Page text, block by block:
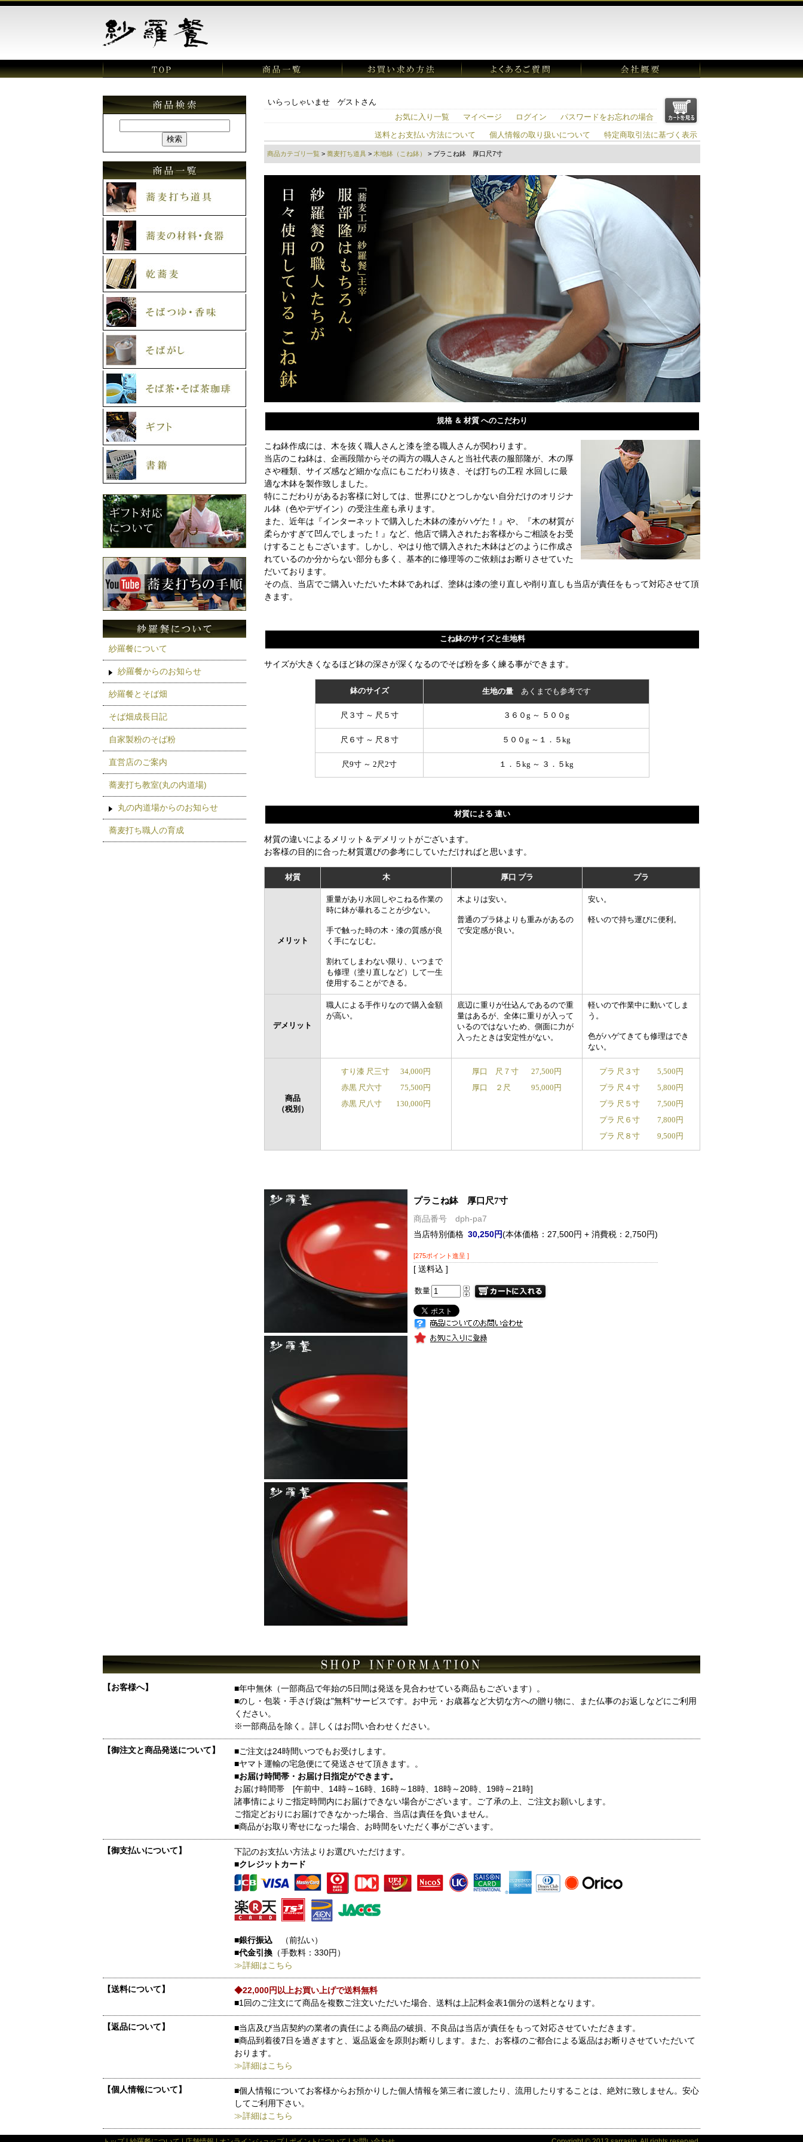
紗羅餐について
紗羅餐からのお知らせ
紗羅餐とそば畑
そば畑成長日記
自家製粉のそば粉
直営店のご案内
蕎麦打ち教室(丸の内道場)
丸の内道場からのお知らせ
蕎麦打ち職人の育成
いらっしゃいませ ゲストさん
お気に入り一覧
マイページ ログイン パスワードをお忘れの場合
送料とお支払い方法について 個人情報の取り扱いについて 特定商取引法に基づく表示
商品カテゴリ一覧 > 蕎麦打ち道具 > 木地鉢（こね鉢） > プラこね鉢 厚口尺7寸
規格 ＆ 材質 へのこだわり
こね鉢作成には、木を抜く職人さんと漆を塗る職人さんが関わります。
当店のこね鉢は、企画段階からその両方の職人さんと当社代表の服部隆が、木の厚
さや種類、サイズ感など細かな点にもこだわり抜き、そば打ちの工程 水回しに最
適な木鉢を製作致しました。
特にこだわりがあるお客様に対しては、世界にひとつしかない自分だけのオリジナ
ル鉢（色やデザイン）の受注生産も承ります。
また、近年は『インターネットで購入した木鉢の漆がハゲた！』や、『木の材質が
柔らかすぎて凹んでしまった！』など、他店で購入されたお客様からご相談をお受
けすることもございます。しかし、やはり他で購入された木鉢はどのように作成さ
れているのか分からない部分も多く、基本的に修理等のご依頼はお断りさせていた
だいております。
その点、当店でご購入いただいた木鉢であれば、塗鉢は漆の塗り直しや削り直しも当店が責任をもって対応させて頂
きます。
こね鉢のサイズと生地料
サイズが大きくなるほど鉢の深さが深くなるのでそば粉を多く練る事ができます。
鉢のサイズ 生地の量 あくまでも参考です
尺３寸 ～ 尺５寸 ３６０g ～ ５００g
尺６寸 ～ 尺８寸 ５００g ～１．５kg
尺9寸 ～ 2尺2寸 １．５kg ～ ３．５kg
材質による 違い
材質の違いによるメリット＆デメリットがございます。
お客様の目的に合った材質選びの参考にしていただければと思います。
材質 木 厚口 プラ プラ
メリット
重量があり水回しやこねる作業の
時に鉢が暴れることが少ない。
手で触った時の木・漆の質感が良
く手になじむ。
割れてしまわない限り、いつまで
も修理（塗り直しなど）して一生
使用することができる。
木よりは安い。
普通のプラ鉢よりも重みがあるの
で安定感が良い。
安い。
軽いので持ち運びに便利。
デメリット
職人による手作りなので購入金額
が高い。
底辺に重りが仕込んであるので重
量はあるが、全体に重りが入って
いるのではないため、側面に力が
入ったときは安定性がない。
軽いので作業中に動いてしま
う。
色がハゲてきても修理はでき
ない。
商品
（税別）
すり漆 尺三寸
34,000円
赤黒 尺六寸
75,500円
赤黒 尺八寸
130,000円
厚口 尺７寸
27,500円
厚口 ２尺
95,000円
プラ 尺３寸
5,500円
プラ 尺４寸
5,800円
プラ 尺５寸
7,500円
プラ 尺６寸
7,800円
プラ 尺８寸
9,500円
プラこね鉢 厚口尺7寸
商品番号 dph-pa7
当店特別価格 30,250円(本体価格：27,500円 + 消費税：2,750円)
[275ポイント進呈 ]
[ 送料込 ]
数量
【お客様へ】
■年中無休（一部商品で年始の5日間は発送を見合わせている商品もございます）。
■のし・包装・手さげ袋は"無料"サービスです。お中元・お歳暮など大切な方への贈り物に、また仏事のお返しなどにご利用
ください。
※一部商品を除く。詳しくはお問い合わせください。
【御注文と商品発送について】
■ご注文は24時間いつでもお受けします。
■ヤマト運輸の宅急便にて発送させて頂きます。。
■お届け時間帯・お届け日指定ができます。
お届け時間帯 [午前中、14時～16時、16時～18時、18時～20時、19時～21時]
諸事情によりご指定時間内にお届けできない場合がございます。ご了承の上、ご注文お願いします。
ご指定どおりにお届けできなかった場合、当店は責任を負いません。
■商品がお取り寄せになった場合、お時間をいただく事がございます。
【御支払いについて】
下記のお支払い方法よりお選びいただけます。
■クレジットカード
■銀行振込 （前払い）
■代金引換 （手数料：330円）
≫詳細はこちら
【送料について】
◆22,000円以上お買い上げで送料無料
■1回のご注文にて商品を複数ご注文いただいた場合、送料は上記料金表1個分の送料となります。
【返品について】
■当店及び当店契約の業者の責任による商品の破損、不良品は当店が責任をもって対応させていただきます。
■商品到着後7日を過ぎますと、返品返金を原則お断りします。また、お客様のご都合による返品はお断りさせていただいて
おります。
≫詳細はこちら
【個人情報について】
■個人情報についてお客様からお預かりした個人情報を第三者に渡したり、流用したりすることは、絶対に致しません。安心
してご利用下さい。
≫詳細はこちら